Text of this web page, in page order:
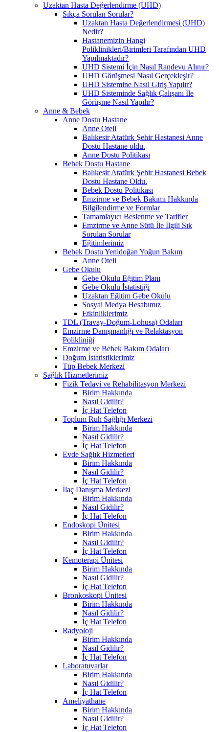
Uzaktan Hasta Değerlendirme (UHD)
Sıkça Sorulan Sorular?
Uzaktan Hasta Değerlendirmesi (UHD)
Nedir?
Hastanemizin Hangi
Poliklinikleri/Birimleri Tarafından UHD
Yapılmaktadır?
UHD Sistemi İçin Nasıl Randevu Alınır?
UHD Görüşmesi Nasıl Gerçekleşir?
UHD Sistemine Nasıl Giriş Yapılır?
UHD Sisteminde Sağlık Çalışanı İle
Görüşme Nasıl Yapılır?
Anne & Bebek
Anne Dostu Hastane
Anne Oteli
Balıkesir Atatürk Şehir Hastanesi Anne
Dostu Hastane oldu.
Anne Dostu Politikası
Bebek Dostu Hastane
Balıkesir Atatürk Şehir Hastanesi Bebek
Dostu Hastane Oldu.
Bebek Dostu Politikası
Emzirme ve Bebek Bakımı Hakkında
Bilgilendirme ve Formlar
Tamamlayıcı Beslenme ve Tarifler
Emzirme ve Anne Sütü İle İlgili Sık
Sorulan Sorular
Eğitimlerimiz
Bebek Dostu Yenidoğan Yoğun Bakım
Anne Oteli
Gebe Okulu
Gebe Okulu Eğitim Planı
Gebe Okulu İstatistiği
Uzaktan Eğitim Gebe Okulu
Sosyal Medya Hesabımız
Etkinliklerimiz
TDL (Travay-Doğum-Lohusa) Odaları
Emzirme Danışmanlığı ve Relaktasyon
Polikliniği
Emzirme ve Bebek Bakım Odaları
Doğum İstatistiklerimiz
Tüp Bebek Merkezi
Sağlık Hizmetlerimiz
Fizik Tedavi ve Rehabilitasyon Merkezi
Birim Hakkında
Nasıl Gidilir?
İç Hat Telefon
Toplum Ruh Sağlığı Merkezi
Birim Hakkında
Nasıl Gidilir?
İç Hat Telefon
Evde Sağlık Hizmetleri
Birim Hakkında
Nasıl Gidilir?
İç Hat Telefon
İlaç Danışma Merkezi
Birim Hakkında
Nasıl Gidilir?
İç Hat Telefon
Endoskopi Ünitesi
Birim Hakkında
Nasıl Gidilir?
İç Hat Telefon
Kemoterapi Ünitesi
Birim Hakkında
Nasıl Gidilir?
İç Hat Telefon
Bronkoskopi Ünitesi
Birim Hakkında
Nasıl Gidilir?
İç Hat Telefon
Radyoloji
Birim Hakkında
Nasıl Gidilir?
İç Hat Telefon
Laboratuvarlar
Birim Hakkında
Nasıl Gidilir?
İç Hat Telefon
Ameliyathane
Birim Hakkında
Nasıl Gidilir?
İç Hat Telefon